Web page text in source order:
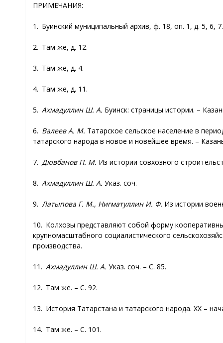
ПРИМЕЧАНИЯ:
1. Буинский муниципальный архив, ф. 18, оп. 1, д. 5, 6,
2. Там же, д. 12.
3. Там же, д. 4.
4. Там же, д. 11.
5. Ахмадуллин Ш. А. Буинск: страницы истории. –
6. Валеев А. М. Татарское сельское население в
татарского народа в новое и новейшее время. –
7. Дювбанов П. М. Из истории совхозного
8. Ахмадуллин Ш. А. Указ. соч.
9. Латыпова Г. М., Нигматуллин И. Ф. Из истории
10. Колхозы представляют собой форму
крупномасштабного социалистического
производства.
11. Ахмадуллин Ш. А. Указ. соч. – С. 85.
12. Там же. – С. 92.
13. История Татарстана и татарского народа. XX –
14. Там же. – С. 101.